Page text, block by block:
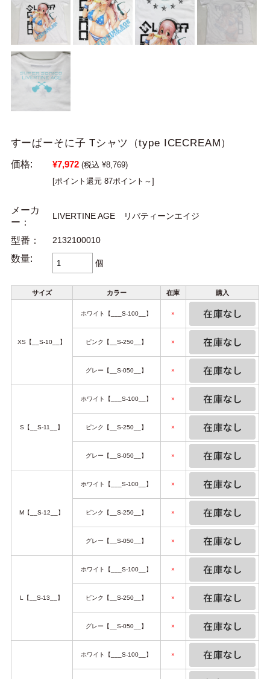
すーぱーそに子 Tシャツ（type ICECREAM）
価格: ¥7,972 (税込 ¥8,769)
[ポイント還元 87ポイント～]
メーカ
ー：
LIVERTINE AGE リバティーンエイジ
型番： 2132100010
数量: 個
サイズ カラー 在庫 購入
XS【__S-10__】
ホワイト【___S-100__】 ×
ピンク【__S-250__】 ×
グレー【__S-050__】 ×
S【__S-11__】
ホワイト【___S-100__】 ×
ピンク【__S-250__】 ×
グレー【__S-050__】 ×
M【__S-12__】
ホワイト【___S-100__】 ×
ピンク【__S-250__】 ×
グレー【__S-050__】 ×
L【__S-13__】
ホワイト【___S-100__】 ×
ピンク【__S-250__】 ×
グレー【__S-050__】 ×
ホワイト【___S-100__】 ×